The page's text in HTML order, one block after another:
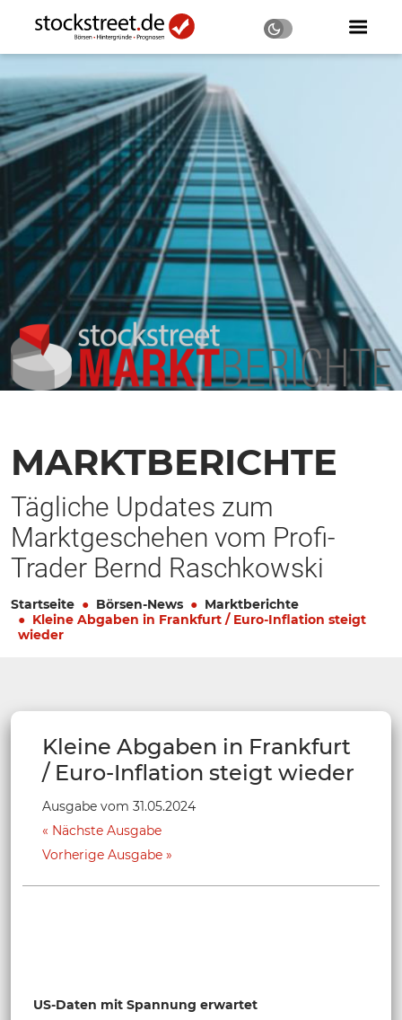
MARKTBERICHTE
Tägliche Updates zum
Marktgeschehen vom Profi-
Trader Bernd Raschkowski
Startseite Börsen-News
Marktberichte
Kleine Abgaben in Frankfurt / Euro-Inflation steigt
wieder
Kleine Abgaben in Frankfurt
/ Euro-Inflation steigt wieder
Ausgabe vom 31.05.2024
Nächste Ausgabe
Vorherige Ausgabe
US-Daten mit Spannung erwartet